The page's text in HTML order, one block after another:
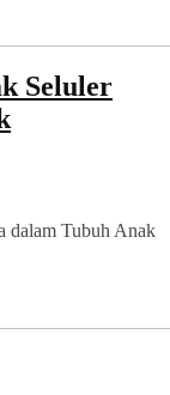
Seluler
dalam Tubuh Anak